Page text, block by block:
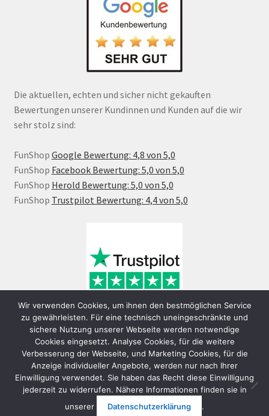
Die aktuellen, echten und sicher nicht gekauften
Bewertungen unserer Kundinnen und Kunden auf die wir
sehr stolz sind:
FunShop Google Bewertung: 4,8 von 5,0
FunShop Facebook Bewertung: 5,0 von 5,0
FunShop Herold Bewertung: 5,0 von 5,0
FunShop Trustpilot Bewertung: 4,4 von 5,0
© FunShop Wien - Hochqualitative Elektromobilität 2026
Datenschutzerklärung
Erstellt mit WooCommerce
Wir verwenden Cookies, um ihnen den bestmöglichen Service
zu gewährleisten. Für eine technisch uneingeschränkte und
sichere Nutzung unserer Webseite werden notwendige
Cookies eingesetzt. Analyse Cookies, für die weitere
Verbesserung der Webseite, und Marketing Cookies, für die
Anzeige individueller Angebote, werden nur nach Ihrer
Einwilligung verwendet. Sie haben das Recht diese Einwilligung
jederzeit zu widerrufen. Nähere Informationen finden sie in
unserer
Datenschutzerklärung .